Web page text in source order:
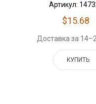
Артикул:
$15.68
Доставка за
КУПИТЬ